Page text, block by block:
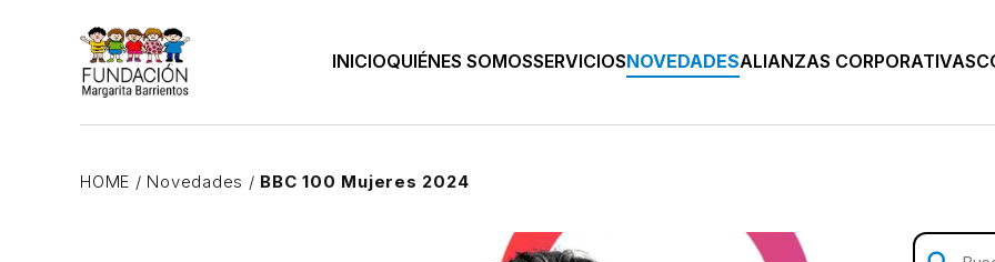
INICIOQUIÉNES SOMOSSERVICIOSNOVEDADESALIANZAS CORPORATIVAS
HOME / Novedades / BBC 100 Mujeres 2024